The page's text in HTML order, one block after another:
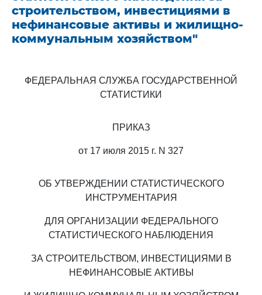
строительством, инвестициями в
нефинансовые активы и жилищно-
коммунальным хозяйством"
ФЕДЕРАЛЬНАЯ СЛУЖБА ГОСУДАРСТВЕННОЙ
СТАТИСТИКИ
ПРИКАЗ
от 17 июля 2015 г. N 327
ОБ УТВЕРЖДЕНИИ СТАТИСТИЧЕСКОГО
ИНСТРУМЕНТАРИЯ
ДЛЯ ОРГАНИЗАЦИИ ФЕДЕРАЛЬНОГО
СТАТИСТИЧЕСКОГО НАБЛЮДЕНИЯ
ЗА СТРОИТЕЛЬСТВОМ, ИНВЕСТИЦИЯМИ В
НЕФИНАНСОВЫЕ АКТИВЫ